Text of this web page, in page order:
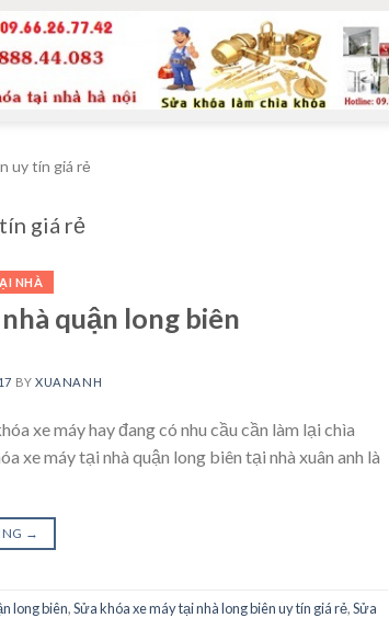
uy tín giá rẻ
giá rẻ
NHÀ
quận long biên
BYXUANANH
xe máy hay đang có nhu cầu cần làm lại chìa
xe máy tại nhà quận long biên tại nhà xuân anh là
→
long biên,Sửa khóa xe máy tại nhà long biên uy tín giá rẻ,Sửa